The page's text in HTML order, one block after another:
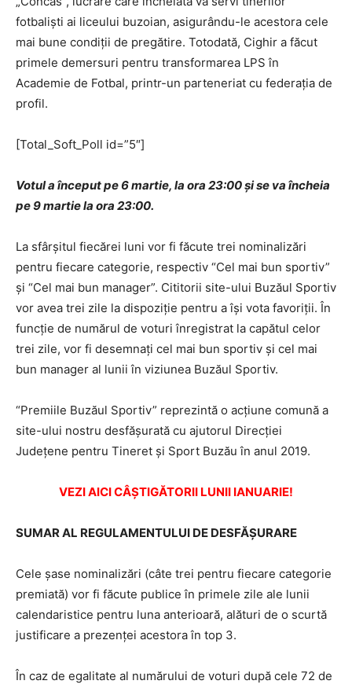
fotbaliști ai liceului buzoian, asigurându-le acestora cele
mai bune condiții de pregătire. Totodată, Cighir a făcut
primele demersuri pentru transformarea LPS în
Academie de Fotbal, printr-un parteneriat cu federația de
profil.
[Total_Soft_Poll id=”5″]
Votul a început pe 6 martie, la ora 23:00 şi se va încheia
pe 9 martie la ora 23:00.
La sfârșitul fiecărei luni vor fi făcute trei nominalizări
pentru fiecare categorie, respectiv “Cel mai bun sportiv”
și “Cel mai bun manager”. Cititorii site-ului Buzăul Sportiv
vor avea trei zile la dispoziție pentru a își vota favoriții. În
funcție de numărul de voturi înregistrat la capătul celor
trei zile, vor fi desemnați cel mai bun sportiv și cel mai
bun manager al lunii în viziunea Buzăul Sportiv.
“Premiile Buzăul Sportiv” reprezintă o acțiune comună a
site-ului nostru desfășurată cu ajutorul Direcției
Județene pentru Tineret și Sport Buzău în anul 2019.
VEZI AICI CÂŞTIGĂTORII LUNII IANUARIE!
SUMAR AL REGULAMENTULUI DE DESFĂȘURARE
Cele șase nominalizări (câte trei pentru fiecare categorie
premiată) vor fi făcute publice în primele zile ale lunii
calendaristice pentru luna anterioară, alături de o scurtă
justificare a prezenței acestora în top 3.
În caz de egalitate al numărului de voturi după cele 72 de